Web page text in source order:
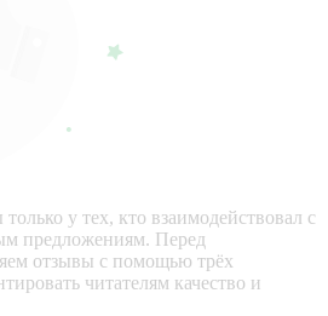
у тех, кто взаимодействовал с
предложениям. Перед
отзывы с помощью трёх
читателям качество и